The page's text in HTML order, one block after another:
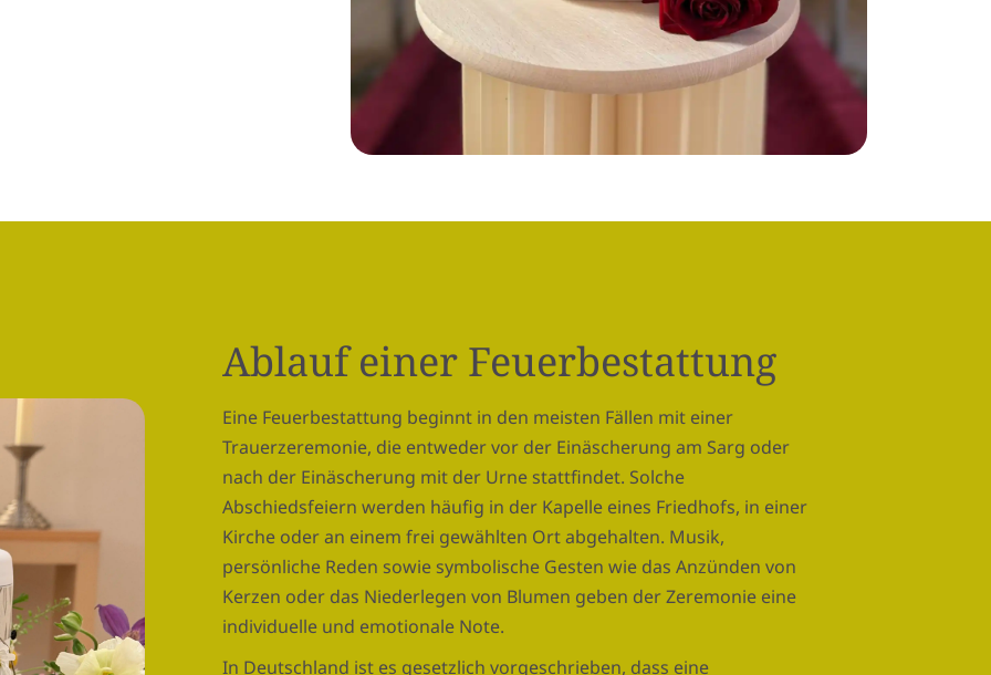
Ablauf einer Feuerbestattung
Eine Feuerbestattung beginnt in den meisten Fällen mit einer
Trauerzeremonie, die entweder vor der Einäscherung am Sarg oder
nach der Einäscherung mit der Urne stattfindet. Solche
Abschiedsfeiern werden häufig in der Kapelle eines Friedhofs, in einer
Kirche oder an einem frei gewählten Ort abgehalten. Musik,
persönliche Reden sowie symbolische Gesten wie das Anzünden von
Kerzen oder das Niederlegen von Blumen geben der Zeremonie eine
individuelle und emotionale Note.
In Deutschland ist es gesetzlich vorgeschrieben, dass eine